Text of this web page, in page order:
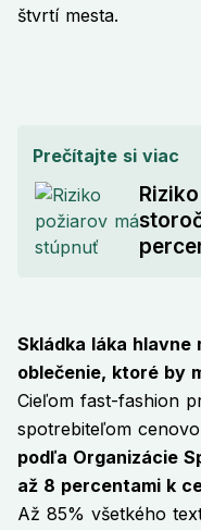
štvrtí mesta.
Prečítajte si viac
Skládka láka
oblečenie, ktoré by
Cieľom fast-fashion
spotrebiteľom
podľa Organizácie
až 8 percentami k
Až 85% všetkého